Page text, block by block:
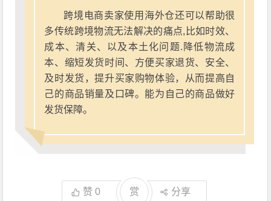
跨境电商卖家使用海外仓还可以帮助很
多传统跨境物流无法解决的痛点,比如时效、
成本、清关、以及本土化问题.降低物流成
本、缩短发货时间、方便买家退货、安全、
及时发货，提升买家购物体验，从而提高自
己的商品销量及口碑。能为自己的商品做好
发货保障。
赞0 赏 分享